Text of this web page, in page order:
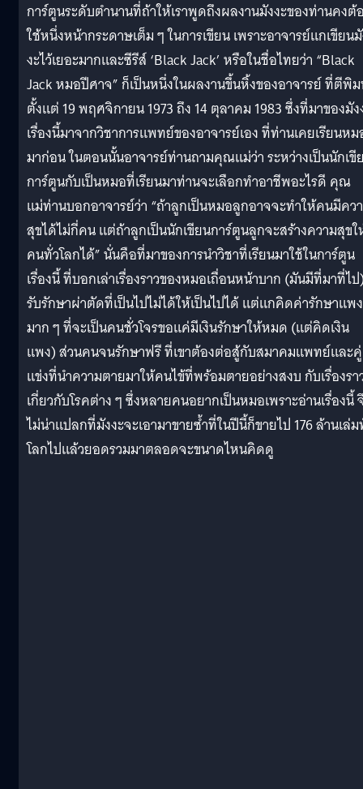
การ์ตูนระดับตำนานที่ถ้าให้เราพูดถึงผลงานมังงะของท่านคงต้
ใช้หนึ่งหน้ากระดาษเต็ม ๆ ในการเขียน เพราะอาจารย์แกเขียน
งะไว้เยอะมากและซีรีส์ ‘Black Jack’ หรือในชื่อไทยว่า “Black
Jack หมอปีศาจ” ก็เป็นหนึ่งในผลงานขึ้นหิ้งของอาจารย์ ที่ตีพิ
ตั้งแต่ 19 พฤศจิกายน 1973 ถึง 14 ตุลาคม 1983 ซึ่งที่มาของมัง
เรื่องนี้มาจากวิชาการแพทย์ของอาจารย์เอง ที่ท่านเคยเรียนห
มาก่อน ในตอนนั้นอาจารย์ท่านถามคุณแม่ว่า ระหว่างเป็นนักเขี
การ์ตูนกับเป็นหมอที่เรียนมาท่านจะเลือกทำอาชีพอะไรดี คุณ
แม่ท่านบอกอาจารย์ว่า “ถ้าลูกเป็นหมอลูกอาจจะทำให้คนมีคว
สุขได้ไม่กี่คน แต่ถ้าลูกเป็นนักเขียนการ์ตูนลูกจะสร้างความสุข
คนทั่วโลกได้” นั่นคือที่มาของการนำวิชาที่เรียนมาใช้ในการ์ตูน
เรื่องนี้ ที่บอกเล่าเรื่องราวของหมอเถื่อนหน้าบาก (มันมีที่มาที่ไ
รับรักษาผ่าตัดที่เป็นไปไม่ได้ให้เป็นไปได้ แต่แกคิดค่ารักษาแพง
มาก ๆ ที่จะเป็นคนชั่วโจรขอแค่มีเงินรักษาให้หมด (แต่คิดเงิน
แพง) ส่วนคนจนรักษาฟรี ที่เขาต้องต่อสู้กับสมาคมแพทย์และคู่
แข่งที่นำความตายมาให้คนไข้ที่พร้อมตายอย่างสงบ กับเรื่องร
เกี่ยวกับโรคต่าง ๆ ซึ่งหลายคนอยากเป็นหมอเพราะอ่านเรื่องนี้
ไม่น่าแปลกที่มังงะจะเอามาขายซ้ำที่ในปีนี้ก็ขายไป 176 ล้านเล่
โลกไปแล้วยอดรวมมาตลอดจะขนาดไหนคิดดู